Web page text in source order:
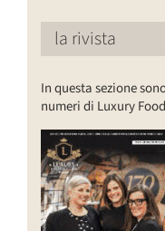
la rivista
In questa sezione
numeri di Luxury